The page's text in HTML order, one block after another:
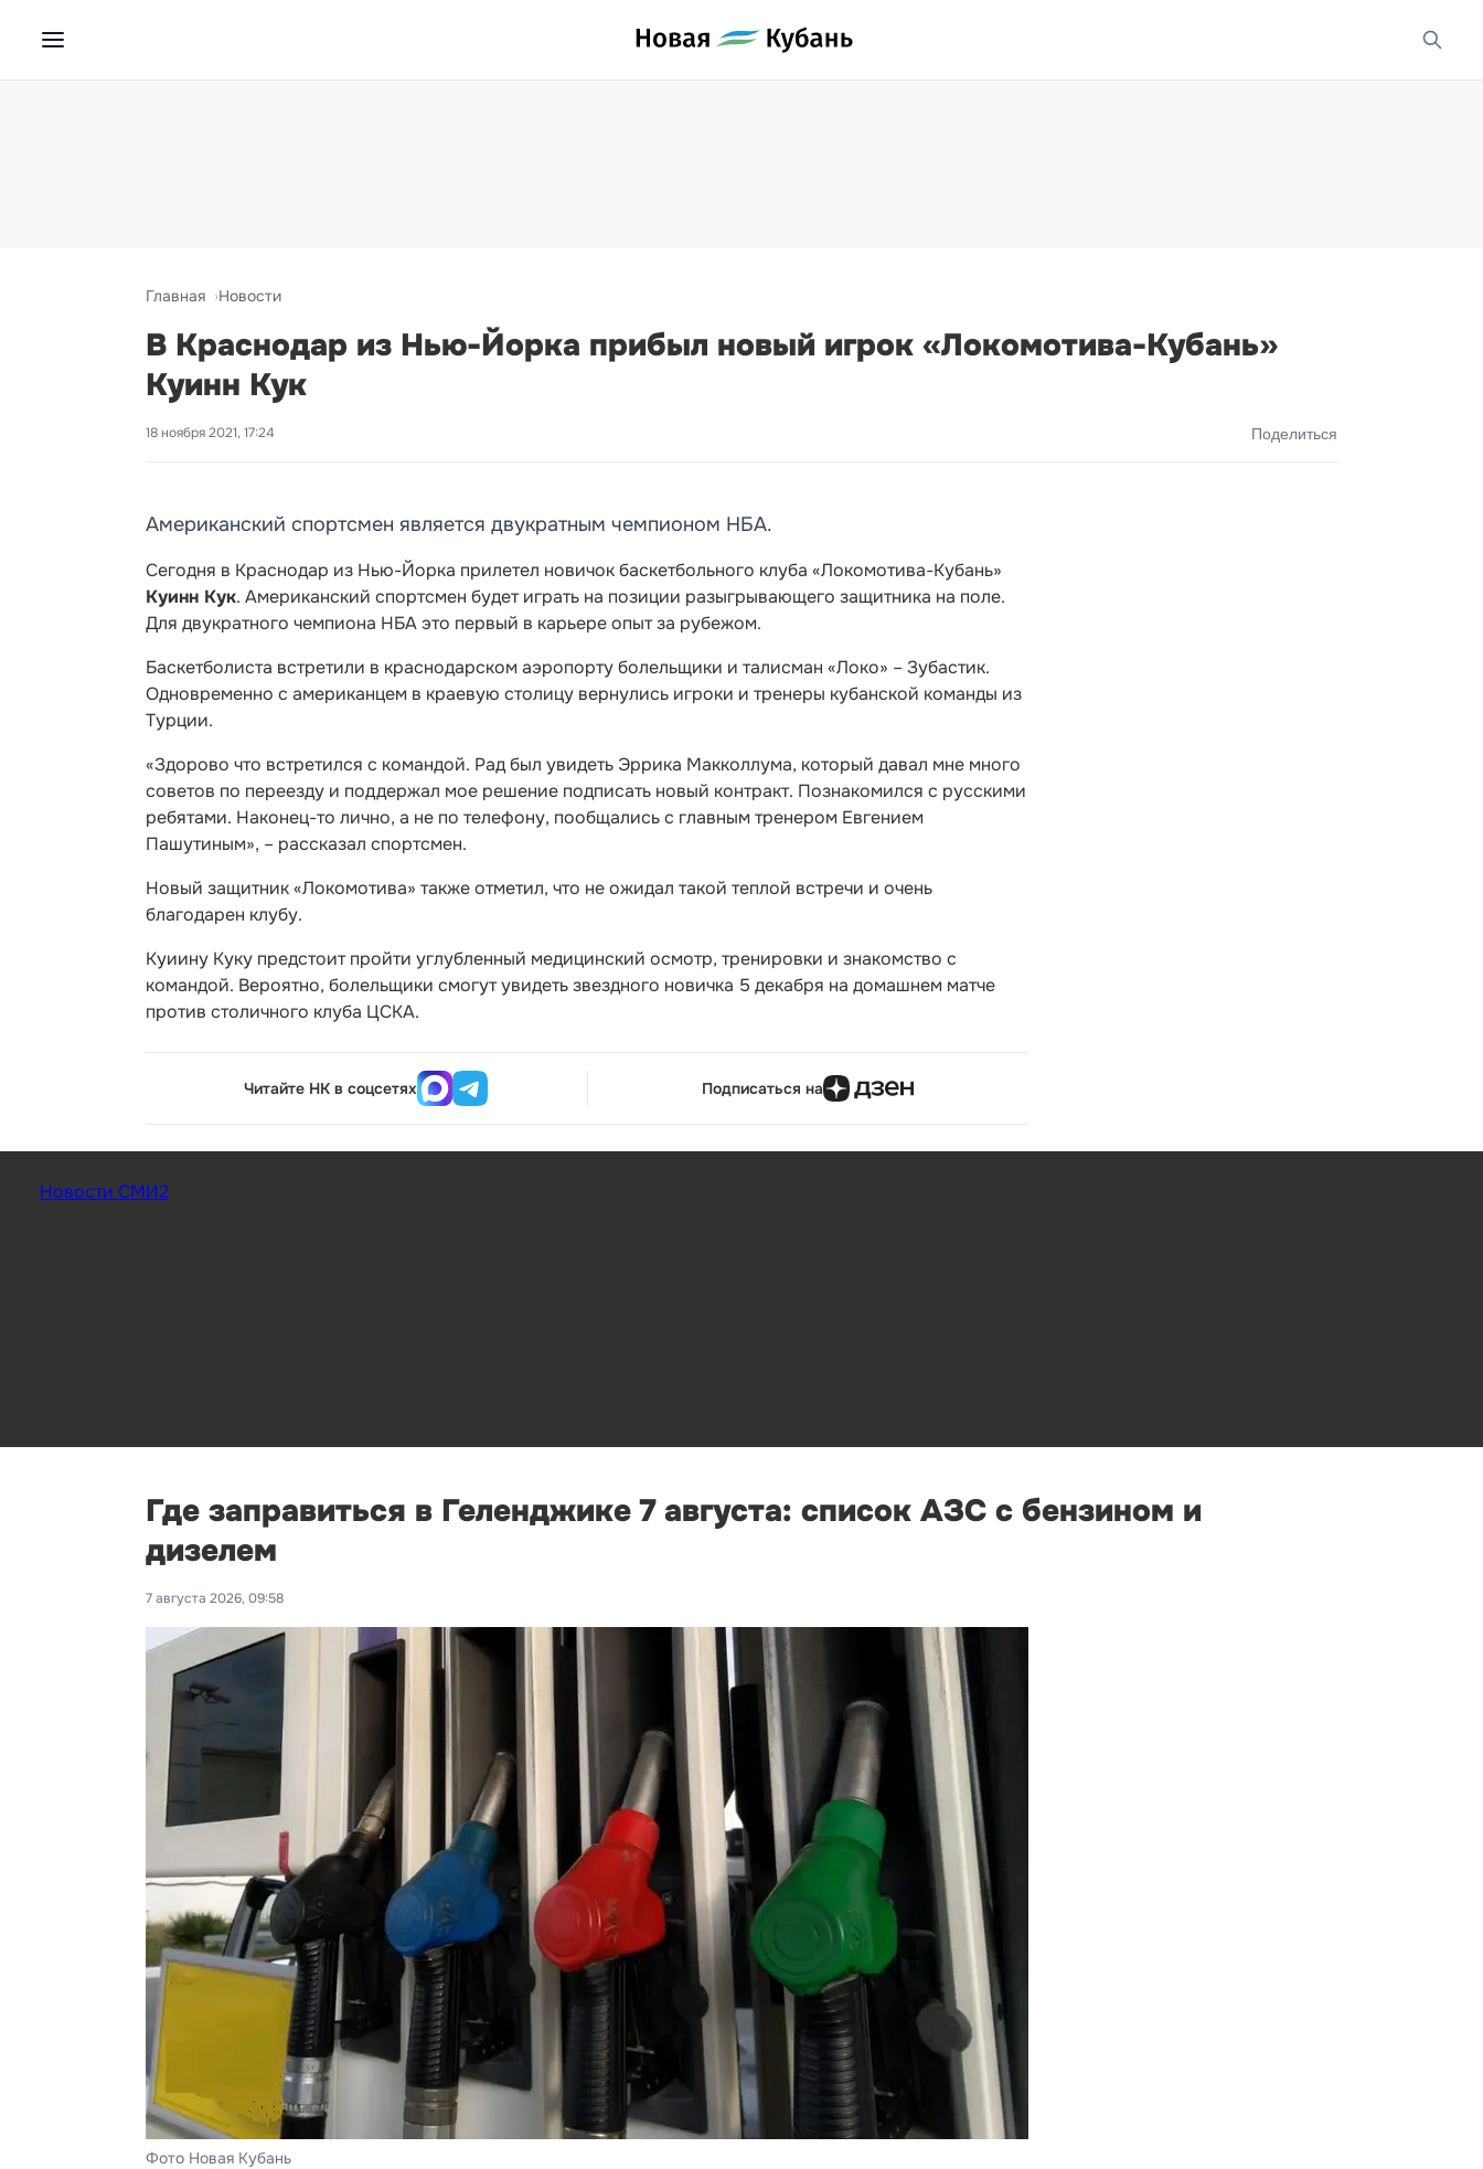
Главная Новости
В Краснодар из Нью-Йорка прибыл новый игрок «Локомотива-Кубань»
Куинн Кук
18 ноября 2021, 17:24 Поделиться
Американский спортсмен является двукратным чемпионом НБА.
Сегодня в Краснодар из Нью-Йорка прилетел новичок баскетбольного клуба «Локомотива-Кубань»
Куинн Кук. Американский спортсмен будет играть на позиции разыгрывающего защитника на поле.
Для двукратного чемпиона НБА это первый в карьере опыт за рубежом.
Баскетболиста встретили в краснодарском аэропорту болельщики и талисман «Локо» – Зубастик.
Одновременно с американцем в краевую столицу вернулись игроки и тренеры кубанской команды из
Турции.
«Здорово что встретился с командой. Рад был увидеть Эррика Макколлума, который давал мне много
советов по переезду и поддержал мое решение подписать новый контракт. Познакомился с русскими
ребятами. Наконец-то лично, а не по телефону, пообщались с главным тренером Евгением
Пашутиным», – рассказал спортсмен.
Новый защитник «Локомотива» также отметил, что не ожидал такой теплой встречи и очень
благодарен клубу.
Куиину Куку предстоит пройти углубленный медицинский осмотр, тренировки и знакомство с
командой. Вероятно, болельщики смогут увидеть звездного новичка 5 декабря на домашнем матче
против столичного клуба ЦСКА.
Читайте НК в соцсетях Подписаться на
Новости СМИ2
Где заправиться в Геленджике 7 августа: список АЗС с бензином и
дизелем
7 августа 2026, 09:58
Фото Новая Кубань